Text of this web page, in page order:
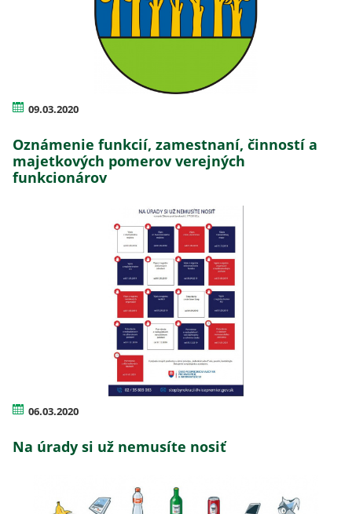
09.03.2020
Oznámenie funkcií, zamestnaní, činností a
majetkových pomerov verejných
funkcionárov
06.03.2020
Na úrady si už nemusíte nosiť